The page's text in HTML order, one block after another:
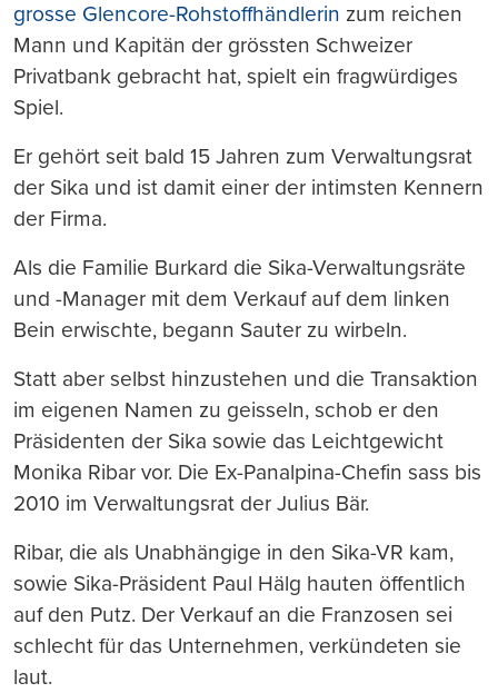
grosse Glencore-Rohstoffhändlerin zum reichen
Mann und Kapitän der grössten Schweizer
Privatbank gebracht hat, spielt ein fragwürdiges
Spiel.
Er gehört seit bald 15 Jahren zum Verwaltungsrat
der Sika und ist damit einer der intimsten Kennern
der Firma.
Als die Familie Burkard die Sika-Verwaltungsräte
und -Manager mit dem Verkauf auf dem linken
Bein erwischte, begann Sauter zu wirbeln.
Statt aber selbst hinzustehen und die Transaktion
im eigenen Namen zu geisseln, schob er den
Präsidenten der Sika sowie das Leichtgewicht
Monika Ribar vor. Die Ex-Panalpina-Chefin sass bis
2010 im Verwaltungsrat der Julius Bär.
Ribar, die als Unabhängige in den Sika-VR kam,
sowie Sika-Präsident Paul Hälg hauten öffentlich
auf den Putz. Der Verkauf an die Franzosen sei
schlecht für das Unternehmen, verkündeten sie
laut.